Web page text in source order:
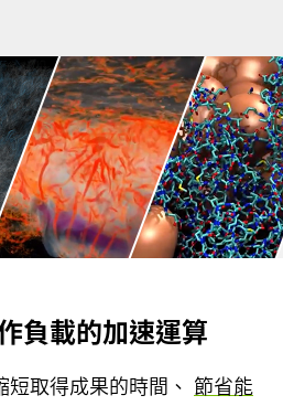
負載的加速運算
取得成果的時間、 節省能